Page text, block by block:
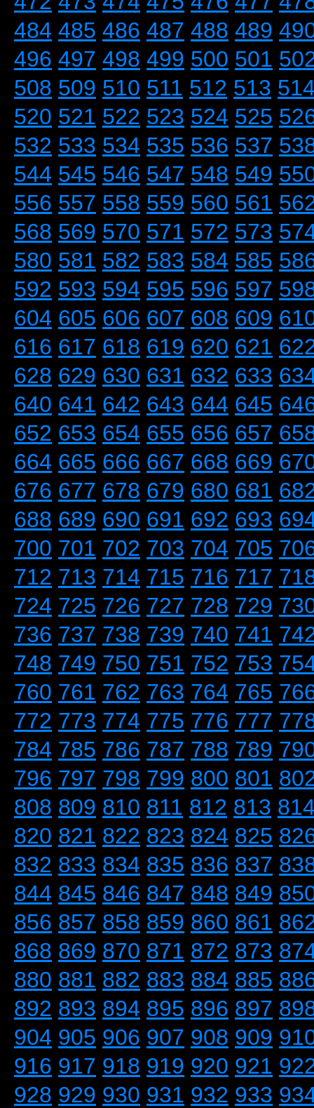
484 485 486 487 488 489
496 497 498 499 500 501
508 509 510 511 512 513
520 521 522 523 524 525
532 533 534 535 536 537
544 545 546 547 548 549
556 557 558 559 560 561
568 569 570 571 572 573
580 581 582 583 584 585
592 593 594 595 596 597
604 605 606 607 608 609
616 617 618 619 620 621
628 629 630 631 632 633
640 641 642 643 644 645
652 653 654 655 656 657
664 665 666 667 668 669
676 677 678 679 680 681
688 689 690 691 692 693
700 701 702 703 704 705
712 713 714 715 716 717
724 725 726 727 728 729
736 737 738 739 740 741
748 749 750 751 752 753
760 761 762 763 764 765
772 773 774 775 776 777
784 785 786 787 788 789
796 797 798 799 800 801
808 809 810 811 812 813
820 821 822 823 824 825
832 833 834 835 836 837
844 845 846 847 848 849
856 857 858 859 860 861
868 869 870 871 872 873
880 881 882 883 884 885
892 893 894 895 896 897
904 905 906 907 908 909
916 917 918 919 920 921
928 929 930 931 932 933